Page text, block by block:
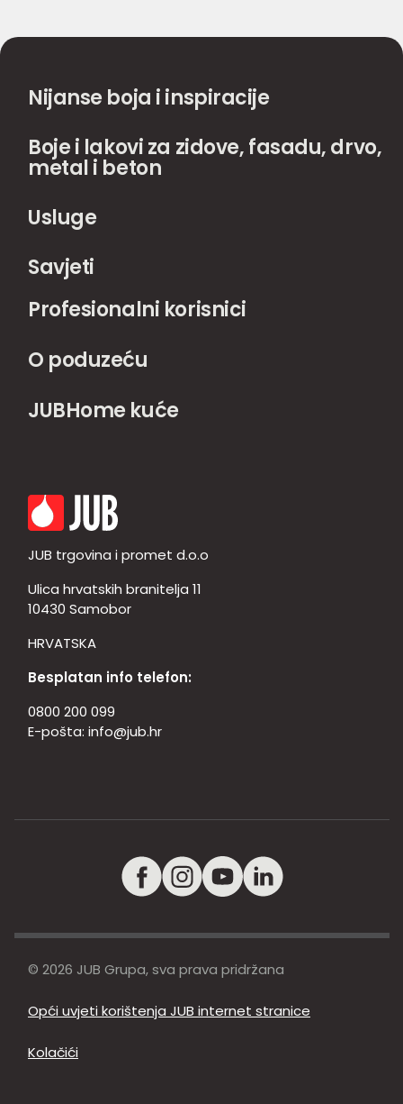
Nijanse boja i inspiracije
Boje i lakovi za zidove, fasadu, drvo,
metal i beton
Usluge
Savjeti
Profesionalni korisnici
O poduzeću
JUBHome kuće
JUB trgovina i promet d.o.o
Ulica hrvatskih branitelja 11
10430 Samobor
HRVATSKA
Besplatan info telefon:
0800 200 099
E-pošta: info@jub.hr
© 2026 JUB Grupa, sva prava pridržana
Opći uvjeti korištenja JUB internet stranice
Kolačići